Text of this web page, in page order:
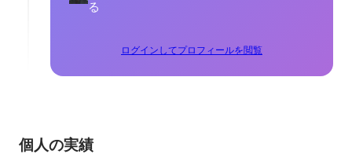
る
ログインしてプロフィールを閲覧
個人の実績